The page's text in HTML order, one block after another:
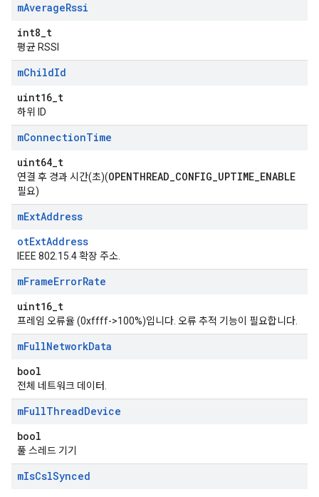
mAverageRssi
int8_t
평균 RSSI
mChildId
uint16_t
하위 ID
mConnectionTime
uint64_t
연결 후 경과 시간(초)(OPENTHREAD_CONFIG_UPTIME_ENABLE
필요)
mExtAddress
otExtAddress
IEEE 802.15.4 확장 주소.
mFrameErrorRate
uint16_t
프레임 오류율 (0xffff->100%)입니다. 오류 추적 기능이 필요합니다.
mFullNetworkData
bool
전체 네트워크 데이터.
mFullThreadDevice
bool
풀 스레드 기기
mIsCslSynced